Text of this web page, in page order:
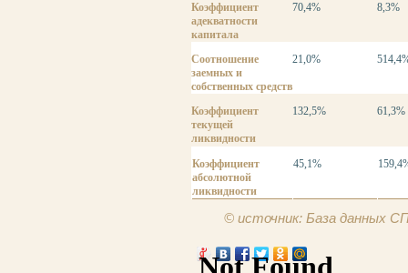
Коэффициент
адекватности
капитала
70,4% 8,3%
Соотношение
заемных и
собственных средств
21,0%
Коэффициент
текущей
ликвидности
132,5% 61,3%
Коэффициент
абсолютной
ликвидности
45,1%
© источник: База данных